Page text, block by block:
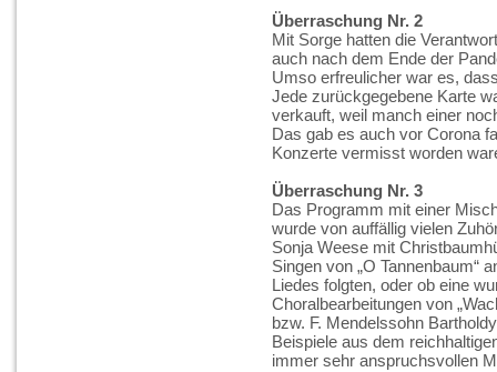
Überraschung Nr. 2
Mit Sorge hatten die
auch nach dem Ende der
Umso erfreulicher war es,
Jede zurückgegebene Karte
verkauft, weil manch einer
Das gab es auch vor Corona
Konzerte vermisst worden
Überraschung Nr. 3
Das Programm mit einer
wurde von auffällig vielen
Sonja Weese mit
Singen von „O Tannenbaum“
Liedes folgten, oder ob eine
Choralbearbeitungen von
bzw. F. Mendelssohn
Beispiele aus dem
immer sehr anspruchsvollen